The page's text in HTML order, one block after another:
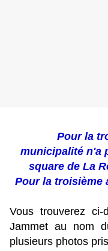
Pour la
municipalité n'a
square de La
Pour la troisième
Vous trouverez ci-
Jammet au nom
plusieurs photos